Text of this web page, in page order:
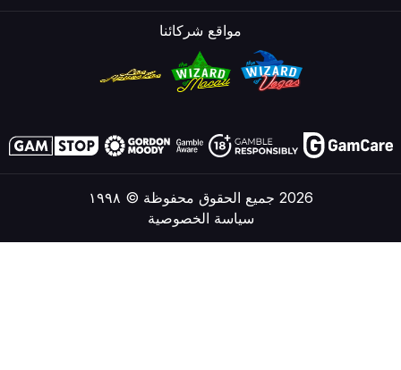
مواقع شركائنا
2026 جميع الحقوق محفوظة © ١٩٩٨
سياسة الخصوصية